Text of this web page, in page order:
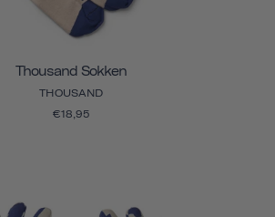
Thousand Sokken
THOUSAND
€18,95